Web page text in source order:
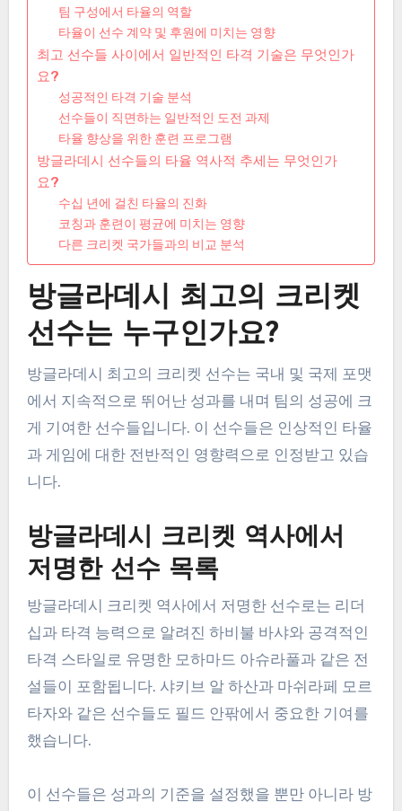
팀 구성에서 타율의 역할
타율이 선수 계약 및 후원에 미치는 영향
최고 선수들 사이에서 일반적인 타격 기술은 무엇인가
요?
성공적인 타격 기술 분석
선수들이 직면하는 일반적인 도전 과제
타율 향상을 위한 훈련 프로그램
방글라데시 선수들의 타율 역사적 추세는 무엇인가
요?
수십 년에 걸친 타율의 진화
코칭과 훈련이 평균에 미치는 영향
다른 크리켓 국가들과의 비교 분석
방글라데시 최고의 크리켓
선수는 누구인가요?
방글라데시 최고의 크리켓 선수는 국내 및 국제 포맷
에서 지속적으로 뛰어난 성과를 내며 팀의 성공에 크
게 기여한 선수들입니다. 이 선수들은 인상적인 타율
과 게임에 대한 전반적인 영향력으로 인정받고 있습
니다.
방글라데시 크리켓 역사에서
저명한 선수 목록
방글라데시 크리켓 역사에서 저명한 선수로는 리더
십과 타격 능력으로 알려진 하비불 바샤와 공격적인
타격 스타일로 유명한 모하마드 아슈라풀과 같은 전
설들이 포함됩니다. 샤키브 알 하산과 마쉬라페 모르
타자와 같은 선수들도 필드 안팎에서 중요한 기여를
했습니다.
이 선수들은 성과의 기준을 설정했을 뿐만 아니라 방